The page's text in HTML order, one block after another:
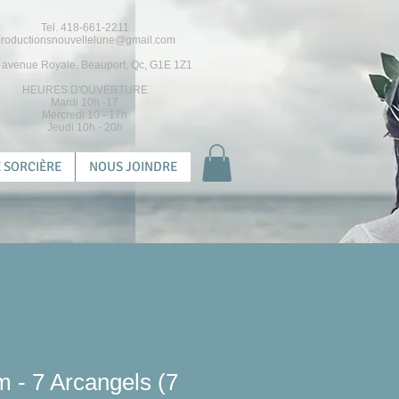
Tel. 418-661-2211
avenue Royale, Beauport, Qc, G1E 1Z1
HEURES D'OUVERTURE
Mardi 10h -17
Mercredi 10 - 17h
Jeudi 10h - 20h
NOUS JOINDRE
- 7 Arcangels (7